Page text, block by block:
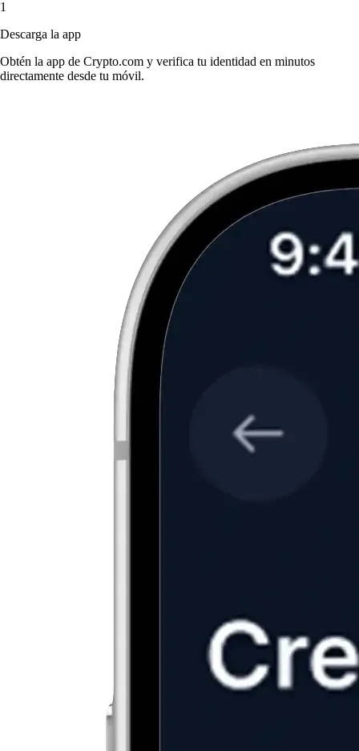
1
Descarga la app
Obtén la app de Crypto.com y verifica tu identidad en minutos
directamente desde tu móvil.